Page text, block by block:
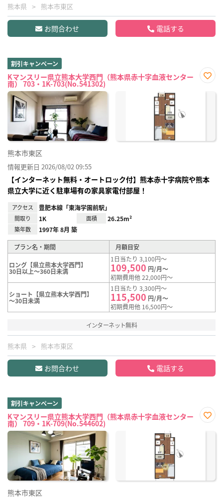
熊本県 熊本市東区
お問合わせ 電話する
割引キャンペーン
Kマンスリー県立熊本大学西門（熊本県赤十字血液センター
南） 703・1K-703(No.541302)
に入
熊本市東区
情報更新日 2026/08/02 09:55
【インターネット無料・オートロック付】熊本赤十字病院や熊本
県立大学に近く駐車場有の家具家電付部屋！
アクセス 豊肥本線「東海学園前駅」
間取り 1K 面積 26.25m²
築年数 1997年 8月 築
プラン名・期間 月額目安
ロング【県立熊本大学西門】
30日以上～360日未満
1日当たり 3,100円～
109,500 円/月～
初期費用他 22,000円～
ショート【県立熊本大学西門】
～30日未満
1日当たり 3,300円～
115,500 円/月～
初期費用他 16,500円～
インターネット無料
熊本県 熊本市東区
お問合わせ 電話する
割引キャンペーン
Kマンスリー県立熊本大学西門（熊本県赤十字血液センター
南） 709・1K-709(No.544602)
に入
熊本市東区